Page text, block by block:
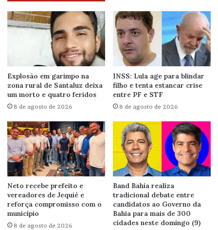
Explosão em garimpo na
zona rural de Santaluz deixa
um morto e quatro feridos
8 de agosto de 2026
INSS: Lula age para blindar
filho e tenta estancar crise
entre PF e STF
8 de agosto de 2026
Neto recebe prefeito e
vereadores de Jequié e
reforça compromisso com o
município
8 de agosto de 2026
Band Bahia realiza
tradicional debate entre
candidatos ao Governo da
Bahia para mais de 300
cidades neste domingo (9)